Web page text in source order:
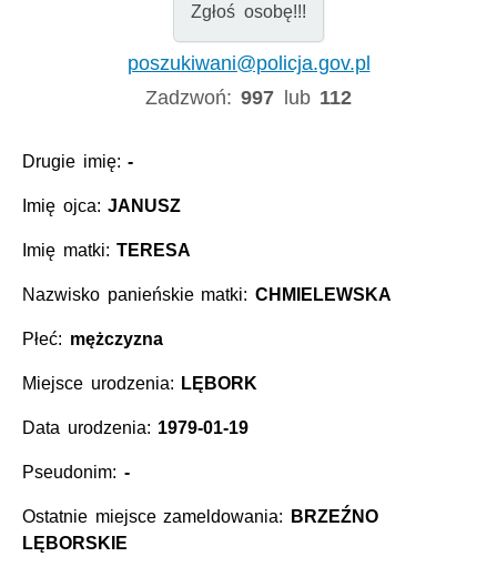
Zgłoś osobę!!!
poszukiwani@policja.gov.pl
Zadzwoń:997 lub 112
Drugie imię:-
Imię ojca:JANUSZ
Imię matki:TERESA
Nazwisko panieńskie matki: CHMIELEWSKA
Płeć: mężczyzna
Miejsce urodzenia: LĘBORK
Data urodzenia: 1979-01-19
Pseudonim: -
Ostatnie miejsce zameldowania:
BRZEŹNO
LĘBORSKIE